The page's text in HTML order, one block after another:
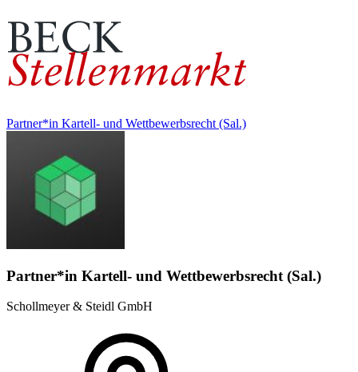
Partner*in Kartell- und Wettbewerbsrecht (Sal.)
Partner*in Kartell- und Wettbewerbsrecht (Sal.)
Schollmeyer & Steidl GmbH